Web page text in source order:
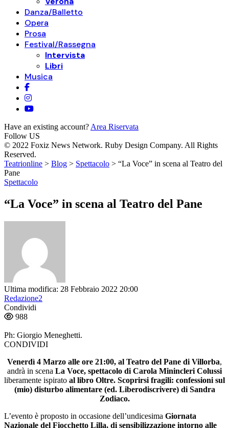
Danza/Balletto
Opera
Prosa
Festival/Rassegna
Intervista
Libri
Musica
Have an existing account? Area Riservata
Follow US
© 2022 Foxiz News Network. Ruby Design Company. All Rights
Reserved.
Teatrionline > Blog > Spettacolo > “La Voce” in scena al Teatro del
Pane
Spettacolo
“La Voce” in scena al Teatro del Pane
Ultima modifica: 28 Febbraio 2022 20:00
Redazione2
Condividi
988
Ph: Giorgio Meneghetti.
CONDIVIDI
Venerdì 4 Marzo alle ore 21:00, al Teatro del Pane di Villorba,
andrà in scena La Voce, spettacolo di Carola Minincleri Colussi
liberamente ispirato al libro Oltre. Scoprirsi fragili: confessioni sul
(mio) disturbo alimentare (ed. Liberodiscrivere) di Sandra
Zodiaco.
L’evento è proposto in occasione dell’undicesima Giornata
Nazionale del Fiocchetto Lilla, di sensibilizzazione intorno alle